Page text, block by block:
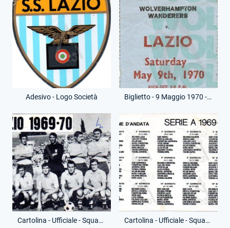
Adesivo - Logo Società Biglietto - 9 Maggio 1970 - Torneo Anglo-Italiano - Wolverhampton-Lazio
Cartolina - Ufficiale - Squadra Schierata - (Fronte) Cartolina - Ufficiale - Squadra Schierata - (Retro)